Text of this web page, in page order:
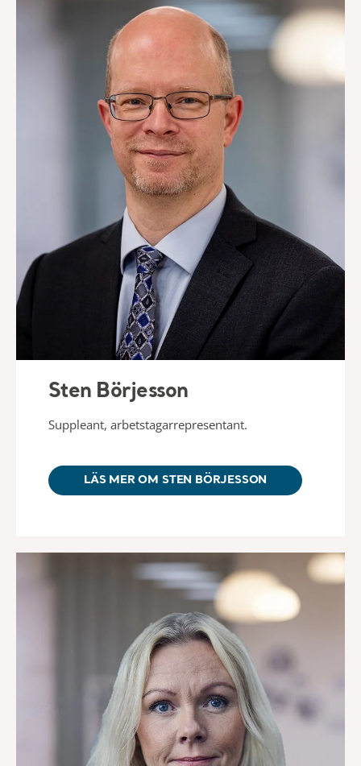
Sten Börjesson
Suppleant, arbetstagarrepresentant.
LÄS MER OM STEN BÖRJESSON